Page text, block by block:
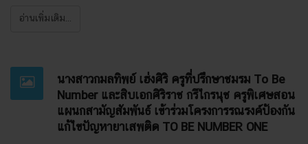
อ่านเพิ่มเติม...
นางสาวกมลทิพย์ เฮ่งศิริ ครูที่ปรึกษาชมรม To Be
Number และสิบเอกศิริราช กรีไกรนุช ครูพิเศษสอน
แผนกสามัญสัมพันธ์ เข้าร่วมโครงการรณรงค์ป้องกัน
แก้ไขปัญหายาเสพติด TO BE NUMBER ONE